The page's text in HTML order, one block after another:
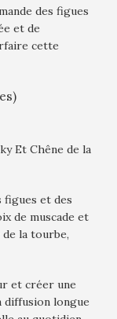
des figues
et de
cette
Et Chêne de la
et des
de muscade et
de la tourbe,
et créer une
diffusion longue